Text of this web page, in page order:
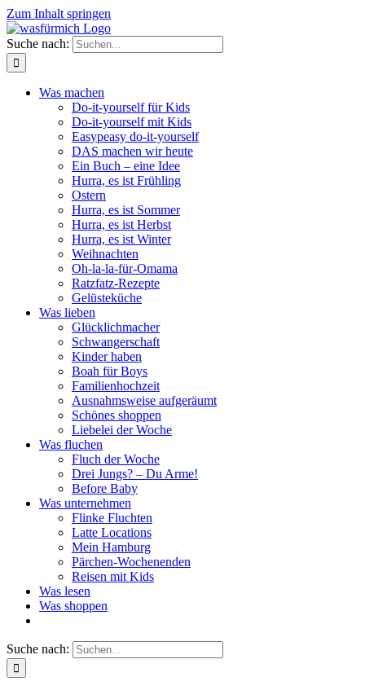
Zum Inhalt springen
Suche nach:
Was machen
Do-it-yourself für Kids
Do-it-yourself mit Kids
Easypeasy do-it-yourself
DAS machen wir heute
Ein Buch – eine Idee
Hurra, es ist Frühling
Ostern
Hurra, es ist Sommer
Hurra, es ist Herbst
Hurra, es ist Winter
Weihnachten
Oh-la-la-für-Omama
Ratzfatz-Rezepte
Gelüsteküche
Was lieben
Glücklichmacher
Schwangerschaft
Kinder haben
Boah für Boys
Familienhochzeit
Ausnahmsweise aufgeräumt
Schönes shoppen
Liebelei der Woche
Was fluchen
Fluch der Woche
Drei Jungs? – Du Arme!
Before Baby
Was unternehmen
Flinke Fluchten
Latte Locations
Mein Hamburg
Pärchen-Wochenenden
Reisen mit Kids
Was lesen
Was shoppen
Suche nach: